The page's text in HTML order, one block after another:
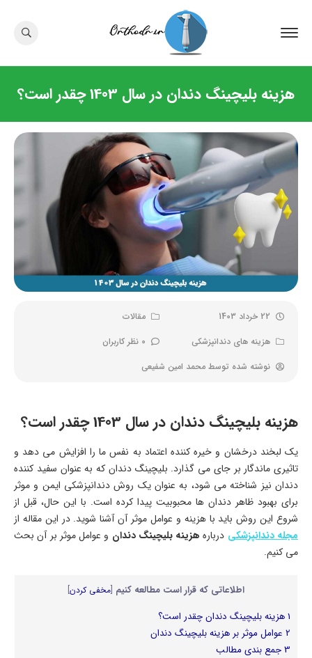
هزینه بلیچینگ دندان در سال 1403 چقدر است؟
22 خرداد 1403
مقالات
هزینه های دندانپزشکی
0 نظر کاربران
نوشته شده توسط محمد امین شفیعی
هزینه بلیچینگ دندان در سال 1403 چقدر است؟
یک لبخند درخشان و خیره کننده اعتماد به نفس ما را افزایش می دهد و
تاثیری ماندگار بر جای می گذارد. بلیچینگ دندان که به عنوان سفید کننده
دندان نیز شناخته می شود، به عنوان یک روش دندانپزشکی ایمن و موثر
برای بهبود ظاهر دندان ها محبوبیت پیدا کرده است. با این حال، قبل از
شروع این روش باید با هزینه و عوامل موثر آن آشنا شوید. در این مقاله از
مجله دندانپزشکی درباره هزینه بلیچینگ دندان و عوامل موثر بر آن بحث
می کنیم.
اطلاعاتی که قرار است مطالعه کنیم [مخفی کردن]
1هزینه بلیچینگ دندان چقدر است؟
2 عوامل موثر بر هزینه بلیچینگ دندان
3جمع بندی مطالب